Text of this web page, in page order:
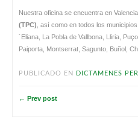
Nuestra oficina se encuentra en
(TPC) , así como en todos los
´Eliana, La Pobla de Vallbona, Lliria,
Paiporta, Montserrat, Sagunto, Buñol,
PUBLICADO EN DICTAMENES
← Prev post